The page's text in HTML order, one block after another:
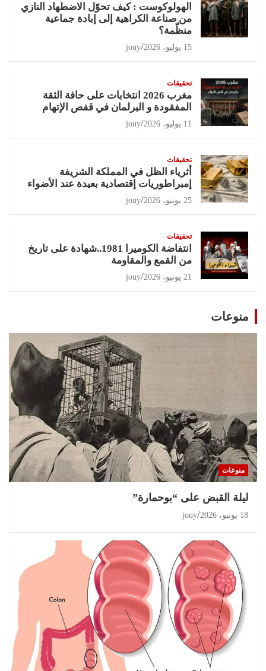
الهولوكوست : كيف تحوّل الاضطهاد النازي
من صناعة الكراهية إلى إبادة جماعية
منظّمة؟
15 يوليو، 2026 jouy
تحقيقات
مغرب 2026 انتخابات على حافة الثقة
المفقودة و البرلمان في قفص الإتهام
11 يوليو، 2026 jouy
تحقيقات
أثرياء الظل في المملكة الشريفة
إمبراطوريات إقتصادية بعيدة عند الأضواء
25 يونيو، 2026 jouy
تحقيقات
انتفاضة الكوميرا 1981..شهادة على تاريخ
من القمع والمقاومة
21 يونيو، 2026 jouy
منوعات
منوعات
ليلة القبض على “بوحمارة”
18 يونيو، 2026 jouy